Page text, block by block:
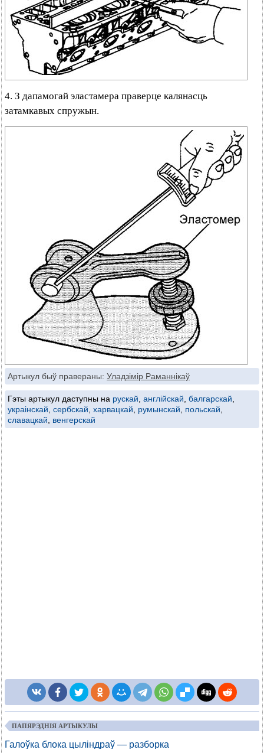
4. З дапамогай эластамера праверце калянасць
затамкавых спружын.
Артыкул быў правераны: Уладзімір Раманнікаў
Гэты артыкул даступны на рускай англійскай балгарскай
украінскай сербскай харвацкай румынскай польскай
славацкай
венгерскай
ПАПЯРЭДНІЯ АРТЫКУЛЫ
Галоўка блока цыліндраў — разборка